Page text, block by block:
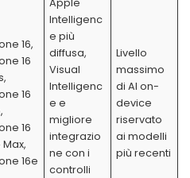
16,
16
16
16
Max,
16e
Apple
Intelligenc
e più
diffusa,
Visual
Intelligenc
e e
migliore
integrazio
ne con i
controlli
Livello
massimo
di AI on-
device
riservato
ai modelli
più recenti